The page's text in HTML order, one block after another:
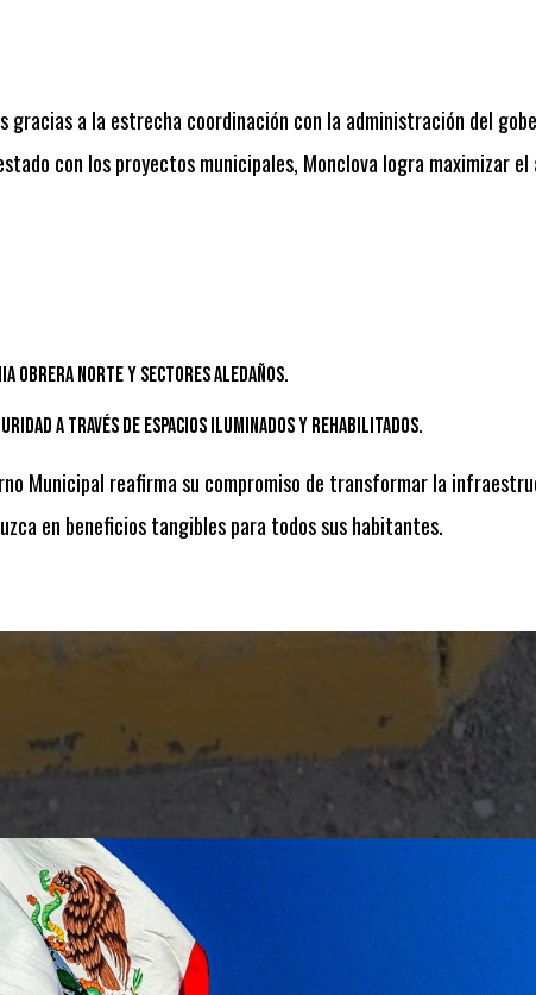
gracias a la estrecha coordinación con la administración del
con los proyectos municipales, Monclova logra maximizar el
Obrera Norte y sectores aledaños.
a través de espacios iluminados y rehabilitados.
Municipal reafirma su compromiso de transformar la
en beneficios tangibles para todos sus habitantes.